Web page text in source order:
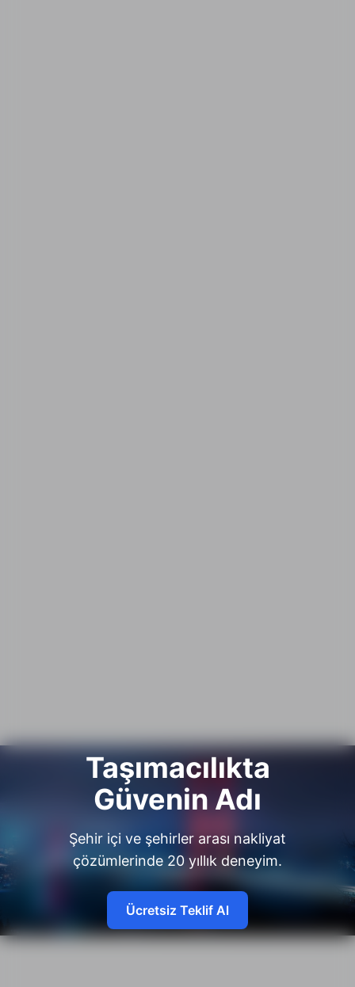
Taşımacılıkta
Güvenin Adı
Şehir içi ve şehirler arası nakliyat
çözümlerinde 20 yıllık deneyim.
Ücretsiz Teklif Al